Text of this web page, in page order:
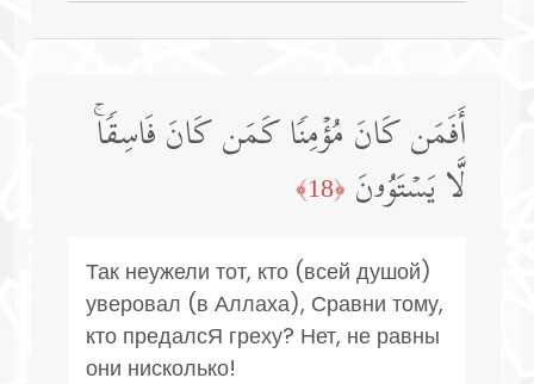
أَفَمَن كَانَ مُؤۡمِنࣰا كَمَن كَانَ فَاسِقࣰاۚ
لَّا یَسۡتَوُۥنَ ﴿18﴾
Так неужели тот, кто (всей душой)
уверовал (в Аллаха), Сравни тому,
кто предалсЯ греху? Нет, не равны
они нисколько!